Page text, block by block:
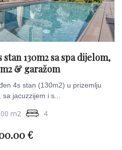
130m2 sa spa dijelom,
& garažom
4s stan (130m2) u prizemlju
jacuzzijem i s...
m2 4
€